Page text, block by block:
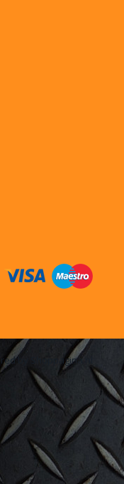
by Shoppagina.nl